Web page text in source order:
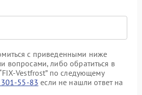
с приведенными ниже
вопросами, либо обратиться в
Vestfrost” по следующему
301-55-83 если не нашли ответ на